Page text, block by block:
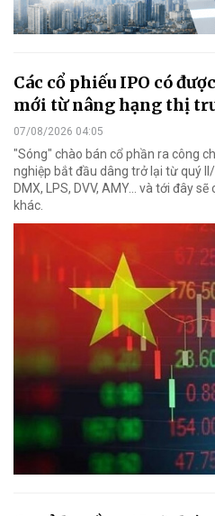
Các cổ phiếu IPO có
mới từ nâng hạng thị
07/08/2026 04:05
"Sóng" chào bán cổ phần ra công
nghiệp bắt đầu dâng trở lại từ quý
DMX, LPS, DVV, AMY... và tới đây
khác.